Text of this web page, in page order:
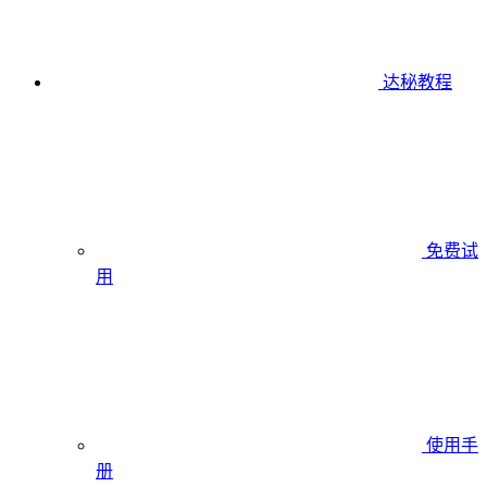
达秘教程
免费试
用
使用手
册